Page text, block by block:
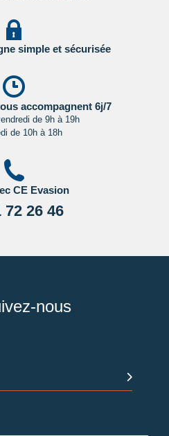
simple et sécurisée
accompagnent 6j/7
de 9h à 19h
de 10h à 18h
CE Evasion
72 26 46
nous